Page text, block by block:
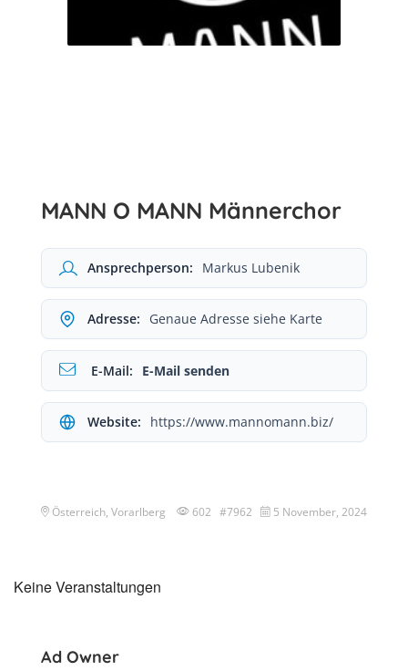
MANN O MANN Männerchor
Ansprechperson: Markus Lubenik
Adresse: Genaue Adresse siehe Karte
E-Mail: E-Mail senden
Website: https://www.mannomann.biz/
Österreich, Vorarlberg 602 #7962 5 November, 2024
Keine Veranstaltungen
Ad Owner